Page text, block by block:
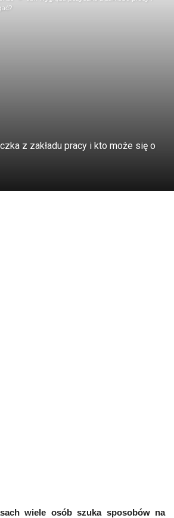
z zakładu pracy i kto może się o
wiele osób szuka sposobów na